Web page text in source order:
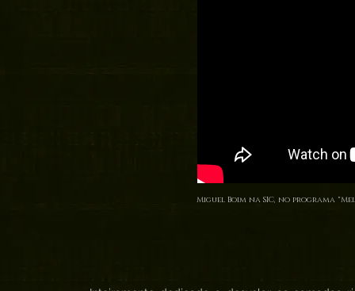
Miguel Boim na SIC, no programa